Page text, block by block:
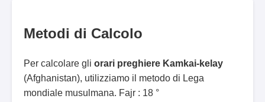
Metodi di Calcolo
Per calcolare gli orari preghiere Kamkai-kelay
(Afghanistan), utilizziamo il metodo di Lega
mondiale musulmana. Fajr : 18 °